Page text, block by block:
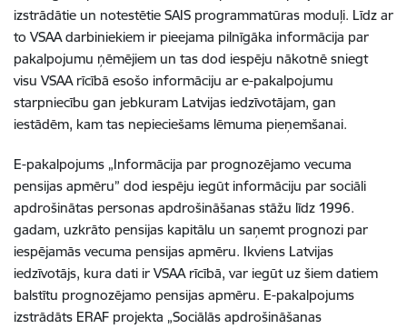
izstrādātie un notestētie SAIS programmatūras moduļi. Līdz ar
to VSAA darbiniekiem ir pieejama pilnīgāka informācija par
pakalpojumu ņēmējiem un tas dod iespēju nākotnē sniegt
visu VSAA rīcībā esošo informāciju ar e-pakalpojumu
starpniecību gan jebkuram Latvijas iedzīvotājam, gan
iestādēm, kam tas nepieciešams lēmuma pieņemšanai.
E-pakalpojums „Informācija par prognozējamo vecuma
pensijas apmēru” dod iespēju iegūt informāciju par sociāli
apdrošinātas personas apdrošināšanas stāžu līdz 1996.
gadam, uzkrāto pensijas kapitālu un saņemt prognozi par
iespējamās vecuma pensijas apmēru. Ikviens Latvijas
iedzīvotājs, kura dati ir VSAA rīcībā, var iegūt uz šiem datiem
balstītu prognozējamo pensijas apmēru. E-pakalpojums
izstrādāts ERAF projekta „Sociālās apdrošināšanas